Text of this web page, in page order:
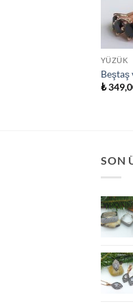
YÜZÜK
Beştaş
₺
SON